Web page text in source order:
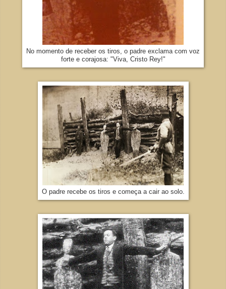
No momento de receber os tiros, o padre exclama com voz
forte e corajosa: "Viva, Cristo Rey!"
O padre recebe os tiros e começa a cair ao solo.